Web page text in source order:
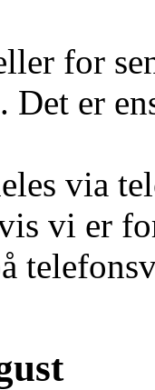
for
Det er
via
vi er